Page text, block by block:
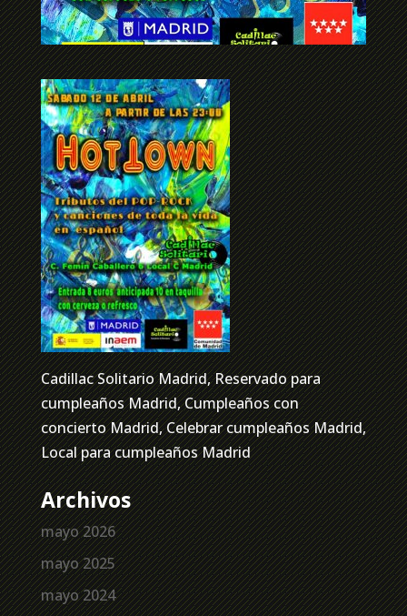
Cadillac Solitario Madrid, Reservado para
cumpleaños Madrid, Cumpleaños con
concierto Madrid, Celebrar cumpleaños Madrid,
Local para cumpleaños Madrid
Archivos
mayo 2026
mayo 2025
mayo 2024